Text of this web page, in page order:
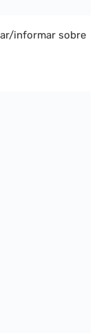
informar sobre